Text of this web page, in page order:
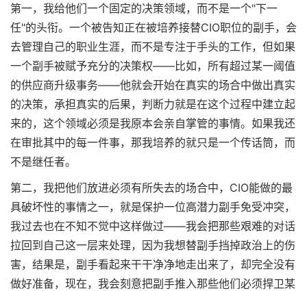
第一，我给他们一个固定的决策领域，而不是一个"下一
任"的头衔。一个被告知正在被培养接替CIO职位的副手，会
去管理自己的职业生涯，而不是专注于手头的工作，但如果
一个副手被赋予充分的决策权——比如，所有超过某一阈值
的供应商升级事务——他就会开始在真实的场合中做出真实
的决策，承担真实的后果，判断力就是在这个过程中建立起
来的，这个领域必须是我原本会亲自掌管的事情。如果我还
在审批其中的每一件事，那我培养的就只是一个传话筒，而
不是继任者。
第二，我把他们放进必须有所失去的场合中，CIO能做的最
具破坏性的事情之一，就是保护一位高潜力副手免受冲突，
我过去也在不知不觉中这样做过——我会把那些艰难的对话
拉回到自己这一层来处理，因为我想替副手挡掉政治上的伤
害，结果是，副手看起来干干净净地走出来了，却完全没有
做好准备，现在，我会刻意把副手推入那些他们必须捍卫某